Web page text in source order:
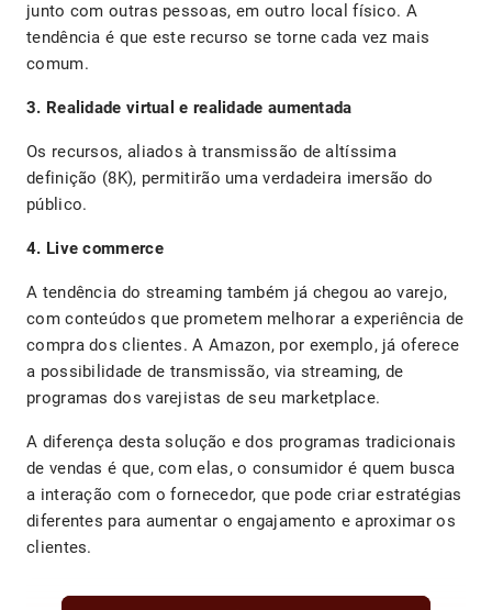
junto com outras pessoas, em outro local físico. A
tendência é que este recurso se torne cada vez mais
comum.
3. Realidade virtual e realidade aumentada
Os recursos, aliados à transmissão de altíssima
definição (8K), permitirão uma verdadeira imersão do
público.
4. Live commerce
A tendência do streaming também já chegou ao varejo,
com conteúdos que prometem melhorar a experiência de
compra dos clientes. A Amazon, por exemplo, já oferece
a possibilidade de transmissão, via streaming, de
programas dos varejistas de seu marketplace.
A diferença desta solução e dos programas tradicionais
de vendas é que, com elas, o consumidor é quem busca
a interação com o fornecedor, que pode criar estratégias
diferentes para aumentar o engajamento e aproximar os
clientes.